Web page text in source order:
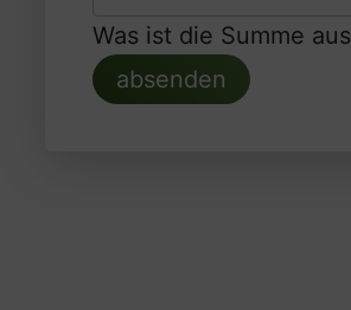
Was ist die Summe
absenden